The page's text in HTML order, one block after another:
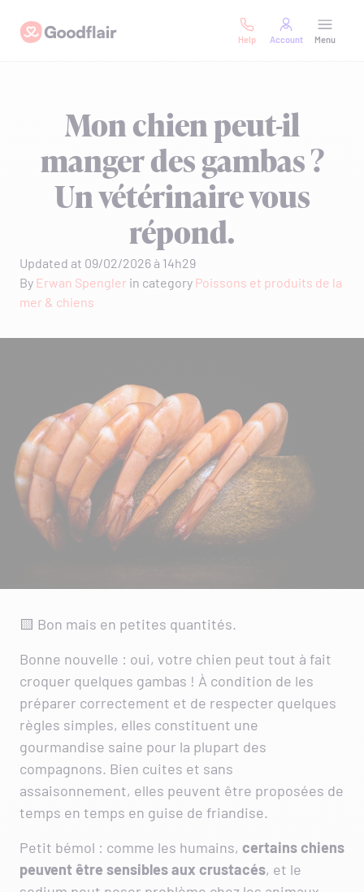
content
Goodflair
Help Account Menu
Mon chien peut-il
manger des gambas ?
Un vétérinaire vous
répond.
Updated at 09/02/2026 à 14h29
By Erwan Spengler in category Poissons et produits de la
mer & chiens
🟨 Bon mais en petites quantités.
Bonne nouvelle : oui, votre chien peut tout à fait
croquer quelques gambas ! À condition de les
préparer correctement et de respecter quelques
règles simples, elles constituent une
gourmandise saine pour la plupart des
compagnons. Bien cuites et sans
assaisonnement, elles peuvent être proposées de
temps en temps en guise de friandise.
Petit bémol : comme les humains, certains chiens
peuvent être sensibles aux crustacés, et le